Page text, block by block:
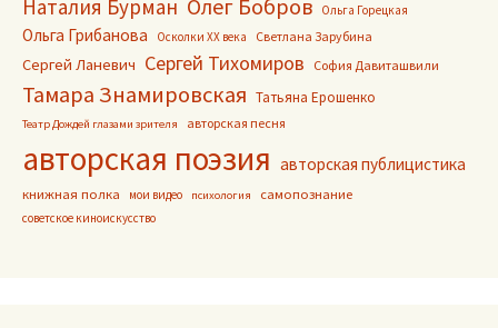
Наталия Бурман Олег Бобров Ольга Горецкая
Ольга Грибанова Осколки ХХ века Светлана Зарубина
Сергей Ланевич Сергей Тихомиров София Давиташвили
Тамара Знамировская Татьяна Ерошенко
Театр Дождей глазами зрителя авторская песня
авторская поэзия авторская публицистика
книжная полка мои видео психология самопознание
советское киноискусство